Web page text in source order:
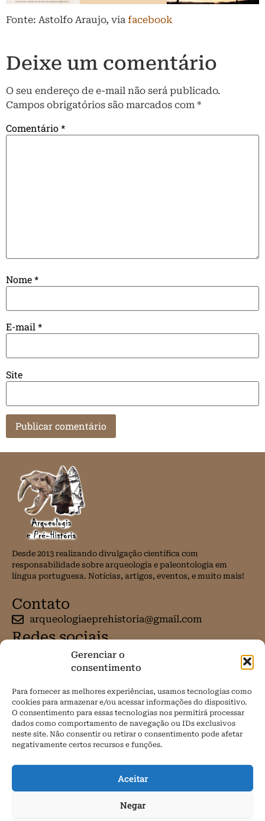
Gerenciar o
consentimento
Para fornecer as melhores experiências, usamos tecnologias como
cookies para armazenar e/ou acessar informações do dispositivo.
O consentimento para essas tecnologias nos permitirá processar
dados como comportamento de navegação ou IDs exclusivos
neste site. Não consentir ou retirar o consentimento pode afetar
negativamente certos recursos e funções.
Aceitar
Negar
Fonte: Astolfo Araujo, via facebook
Deixe um comentário
O seu endereço de e-mail não será publicado.
Campos obrigatórios são marcados com *
Comentário*
Nome*
E-mail *
Site
Desde 2013 realizando divulgação científica com
responsabilidade sobre arqueologia e paleontologia em
língua portuguesa. Notícias, artigos, eventos, e muito mais!
Contato
arqueologiaeprehistoria@gmail.com
Redes sociais